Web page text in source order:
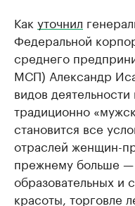
Как уточнил
Федеральной
среднего
МСП) Александр
видов
традиционно
становится все
отраслей женщин-
прежнему больше
образовательных и
красоты, торговле